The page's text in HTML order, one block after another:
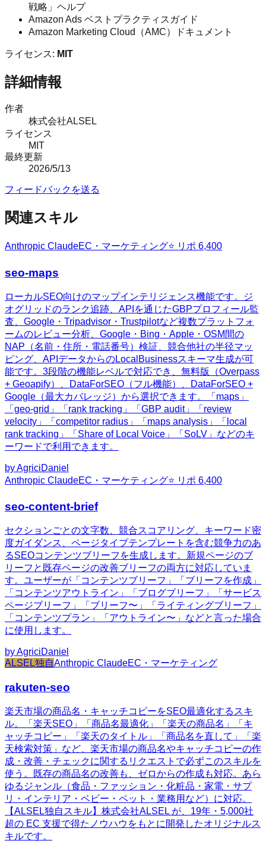
戦略」ヘルプ
Amazon Ads ベストプラクティスガイド
Amazon Marketing Cloud（AMC）ドキュメント
ライセンス: MIT
詳細情報
作者
株式会社ALSEL
ライセンス
MIT
最終更新
2026/5/13
フィードバックを送る
関連スキル
Anthropic ClaudeEC・マーケティング⭐ リポ 6,400
seo-maps
ローカルSEO向けのマップインテリジェンス機能です。ジ
オグリッドのランク追跡、APIを通じたGBPプロフィール監
査、Google・Tripadvisor・Trustpilotなど複数プラットフォ
ームのレビュー分析、Google・Bing・Apple・OSM間の
NAP（名前・住所・電話番号）検証、競合他社の半径マッ
ピング、APIデータからのLocalBusinessスキーマ生成が可
能です。3段階の機能レベルで対応でき、無料版（Overpass
+ Geoapify）、DataForSEO（フル機能）、DataForSEO +
Google（最大カバレッジ）から選択できます。「maps」
「geo-grid」「rank tracking」「GBP audit」「review
velocity」「competitor radius」「maps analysis」「local
rank tracking」「Share of Local Voice」「SoLV」などのキ
ーワードで利用できます。
byAgriciDaniel
Anthropic ClaudeEC・マーケティング⭐ リポ 6,400
seo-content-brief
セクションごとの文字数、競合スコアリング、キーワード密
度ガイダンス、ページタイプテンプレートを含む競争力のあ
るSEOコンテンツブリーフを生成します。新規ページのブ
リーフと既存ページの改善ブリーフの両方に対応していま
す。ユーザーが「コンテンツブリーフ」「ブリーフを作成」
「コンテンツアウトライン」「ブログブリーフ」「サービス
ページブリーフ」「ブリーフ〜」「ライティングブリーフ」
「コンテンツプラン」「アウトライン〜」などと言った場合
に使用します。
byAgriciDaniel
ALSEL独自Anthropic ClaudeEC・マーケティング
rakuten-seo
楽天市場の商品名・キャッチコピーをSEO最適化するスキ
ル。「楽天SEO」「商品名最適化」「楽天の商品名」「キ
ャッチコピー」「楽天のタイトル」「商品名を直して」「楽
天検索対策」など、楽天市場の商品名やキャッチコピーの作
成・改善・チェックに関するリクエストで必ずこのスキルを
使う。既存の商品名の改善も、ゼロからの作成も対応。あら
ゆるジャンル（食品・ファッション・化粧品・家電・サプ
リ・インテリア・ベビー・ペット・業務用など）に対応。
【ALSEL独自スキル】株式会社ALSEL が、19年・5,000社
超の EC 支援で得たノウハウをもとに開発したオリジナルス
キルです。